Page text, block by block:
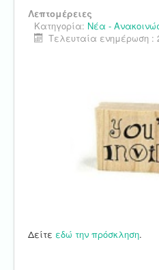
Λεπτομέρειες
Κατηγορία: Νέα -
Τελευταία ενημέρωση :
Δείτε εδώ την πρόσκληση.